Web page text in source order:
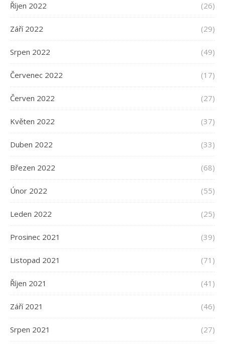
Říjen 2022 (26)
Září 2022 (29)
Srpen 2022 (49)
Červenec 2022 (17)
Červen 2022 (27)
Květen 2022 (37)
Duben 2022 (33)
Březen 2022 (68)
Únor 2022 (55)
Leden 2022 (25)
Prosinec 2021 (39)
Listopad 2021 (71)
Říjen 2021 (41)
Září 2021 (46)
Srpen 2021 (27)